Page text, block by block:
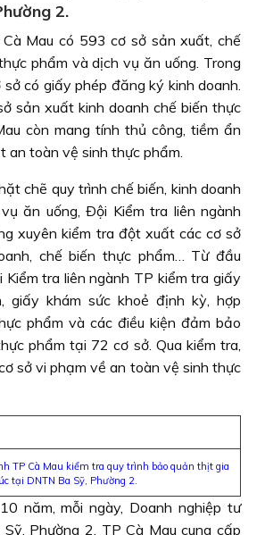
2.
Mau có 593 cơ sở sản xuất, chế
phẩm và dịch vụ ăn uống. Trong
có giấy phép đăng ký kinh doanh.
sản xuất kinh doanh chế biến thực
còn mang tính thủ công, tiềm ẩn
an toàn vệ sinh thực phẩm.
chẽ quy trình chế biến, kinh doanh
ăn uống, Ðội Kiểm tra liên ngành
xuyên kiểm tra đột xuất các cơ sở
chế biến thực phẩm… Từ đầu
tra liên ngành TP kiểm tra giấy
giấy khám sức khoẻ định kỳ, hợp
phẩm và các điều kiện đảm bảo
phẩm tại 72 cơ sở. Qua kiểm tra,
sở vi phạm về an toàn vệ sinh thực
TP Cà Mau kiểm tra quy trình bảo quản thịt gia
tại DNTN Ba Sỹ, Phường 2.
năm, mỗi ngày, Doanh nghiệp tư
Phường 2, TP Cà Mau cung cấp